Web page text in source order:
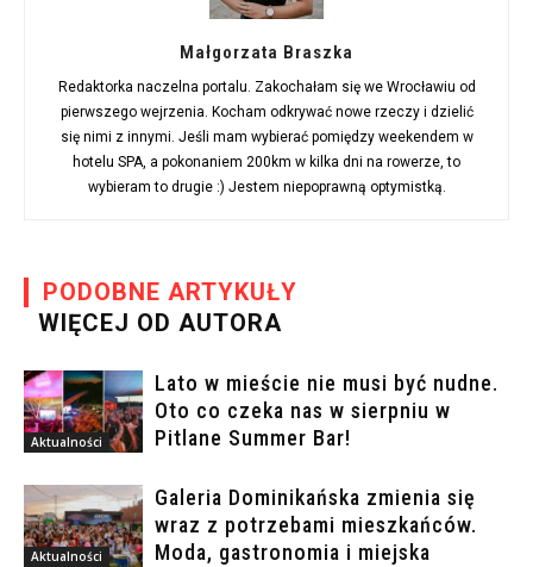
Małgorzata Braszka
Redaktorka naczelna portalu. Zakochałam się we Wrocławiu od
pierwszego wejrzenia. Kocham odkrywać nowe rzeczy i dzielić
się nimi z innymi. Jeśli mam wybierać pomiędzy weekendem w
hotelu SPA, a pokonaniem 200km w kilka dni na rowerze, to
wybieram to drugie :) Jestem niepoprawną optymistką.
PODOBNE ARTYKUŁY
WIĘCEJ OD AUTORA
Aktualności
Lato w mieście nie musi być nudne.
Oto co czeka nas w sierpniu w
Pitlane Summer Bar!
Aktualności
Galeria Dominikańska zmienia się
wraz z potrzebami mieszkańców.
Moda, gastronomia i miejska